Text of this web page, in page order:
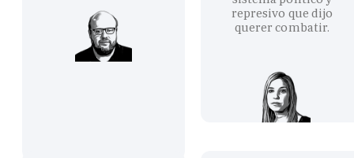
represivo que dijo
querer combatir.